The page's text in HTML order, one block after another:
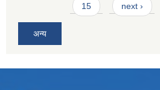
15 next ›
अन्य